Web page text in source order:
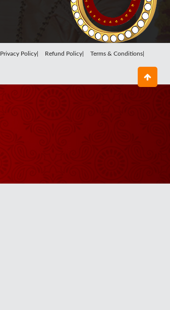
Privacy Policy| Refund Policy| Terms & Conditions|